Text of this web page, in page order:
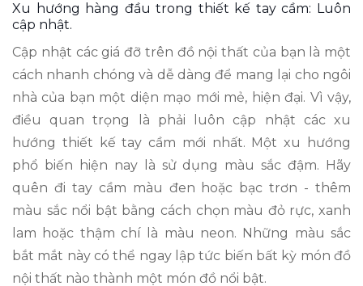
Xu hướng hàng đầu trong thiết kế tay cầm: Luôn
cập nhật.
Cập nhật các giá đỡ trên đồ nội thất của bạn là một
cách nhanh chóng và dễ dàng để mang lại cho ngôi
nhà của bạn một diện mạo mới mẻ, hiện đại. Vì vậy,
điều quan trọng là phải luôn cập nhật các xu
hướng thiết kế tay cầm mới nhất. Một xu hướng
phổ biến hiện nay là sử dụng màu sắc đậm. Hãy
quên đi tay cầm màu đen hoặc bạc trơn - thêm
màu sắc nổi bật bằng cách chọn màu đỏ rực, xanh
lam hoặc thậm chí là màu neon. Những màu sắc
bắt mắt này có thể ngay lập tức biến bất kỳ món đồ
nội thất nào thành một món đồ nổi bật.